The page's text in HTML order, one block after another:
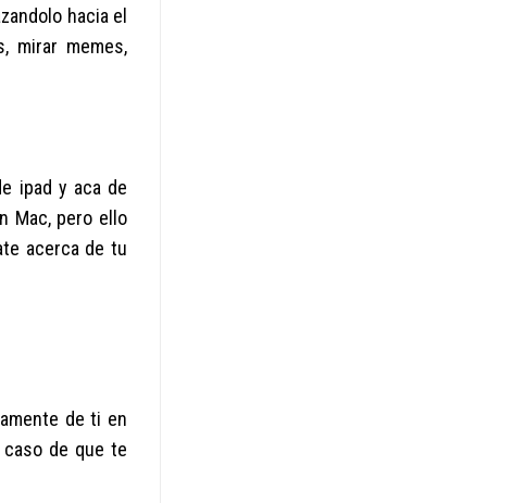
hacia el
mirar memes,
ipad y aca de
Mac, pero ello
acerca de tu
de ti en
de que te